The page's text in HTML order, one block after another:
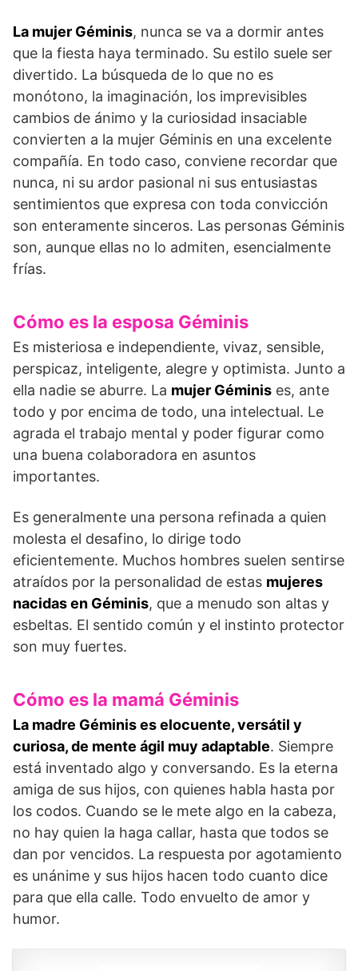
La mujer Géminis, nunca se va a dormir antes
que la fiesta haya terminado. Su estilo suele ser
divertido. La búsqueda de lo que no es
monótono, la imaginación, los imprevisibles
cambios de ánimo y la curiosidad insaciable
convierten a la mujer Géminis en una excelente
compañía. En todo caso, conviene recordar que
nunca, ni su ardor pasional ni sus entusiastas
sentimientos que expresa con toda convicción
son enteramente sinceros. Las personas Géminis
son, aunque ellas no lo admiten, esencialmente
frías.
Cómo es la esposa Géminis
Es misteriosa e independiente, vivaz, sensible,
perspicaz, inteligente, alegre y optimista. Junto a
ella nadie se aburre. La mujer Géminis es, ante
todo y por encima de todo, una intelectual. Le
agrada el trabajo mental y poder figurar como
una buena colaboradora en asuntos
importantes.
Es generalmente una persona refinada a quien
molesta el desafino, lo dirige todo
eficientemente. Muchos hombres suelen sentirse
atraídos por la personalidad de estas mujeres
nacidas en Géminis, que a menudo son altas y
esbeltas. El sentido común y el instinto protector
son muy fuertes.
Cómo es la mamá Géminis
La madre Géminis es elocuente, versátil y
curiosa, de mente ágil muy adaptable. Siempre
está inventado algo y conversando. Es la eterna
amiga de sus hijos, con quienes habla hasta por
los codos. Cuando se le mete algo en la cabeza,
no hay quien la haga callar, hasta que todos se
dan por vencidos. La respuesta por agotamiento
es unánime y sus hijos hacen todo cuanto dice
para que ella calle. Todo envuelto de amor y
humor.